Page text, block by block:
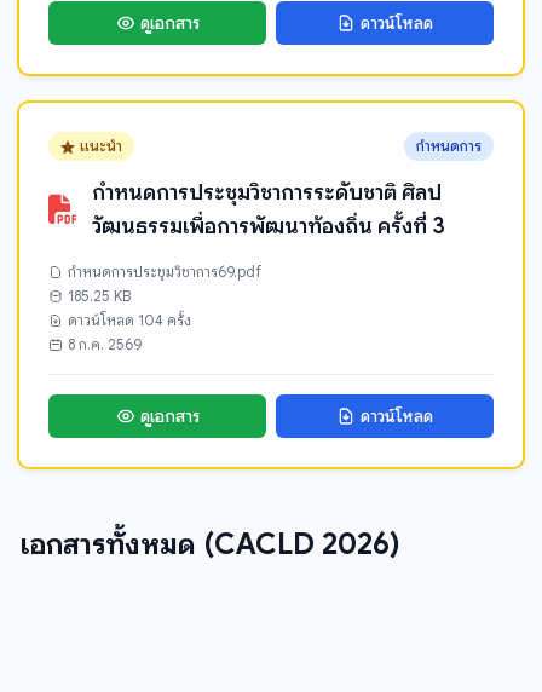
ดูเอกสาร ดาวน์โหลด
แนะนำ กำหนดการ
กำหนดการประชุมวิชาการระดับชาติ ศิลป
วัฒนธรรมเพื่อการพัฒนาท้องถิ่น ครั้งที่ 3
กำหนดการประชุมวิชาการ69.pdf
185.25 KB
ดาวน์โหลด 104 ครั้ง
8 ก.ค. 2569
ดูเอกสาร ดาวน์โหลด
เอกสารทั้งหมด (CACLD 2026)